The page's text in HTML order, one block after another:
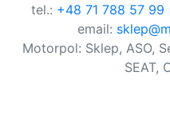
tel.: +48 71 788 57 99
email:
Motorpol: Sklep, ASO,
SEAT,